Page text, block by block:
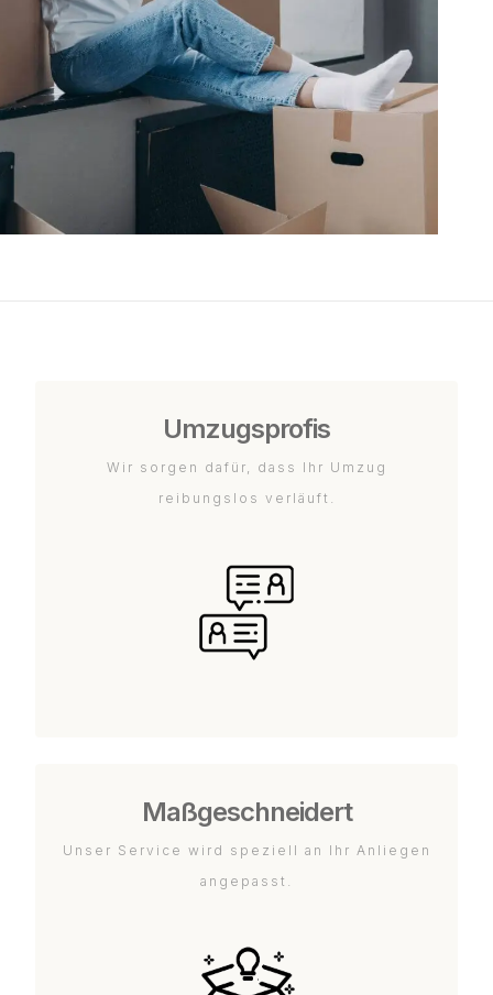
Umzugsprofis
Wir sorgen dafür, dass Ihr Umzug
reibungslos verläuft.
Maßgeschneidert
Unser Service wird speziell an Ihr Anliegen
angepasst.